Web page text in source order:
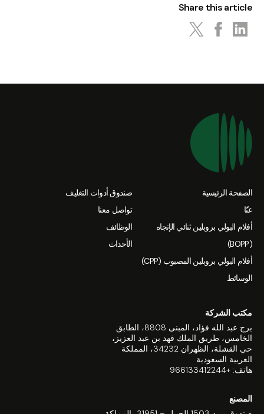
Share this article
الصفحة الرئيسية
عنّا
أفلام البولي بروبلين ثنائي الإتجاه
(BOPP)
أفلام البولي بروبلين المصبوب (CPP)
صندوق أدوات التغليف
تواصل معنا
الوظائف
الأحداث
الوسائط
مكتب الشركة
برج عبد الله فؤاد، المبنى 8808، الطابق
الخامس، طريق الملك فهد بن عبد العزيز،
حي القشلة، الظهران 34232، المملكة
العربية السعودية
هاتف: +966133412244
المصنع